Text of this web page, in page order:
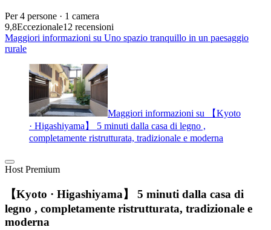
Per 4 persone · 1 camera
9,8Eccezionale12 recensioni
Maggiori informazioni su Uno spazio tranquillo in un paesaggio
rurale
Maggiori informazioni su 【Kyoto
· Higashiyama】 5 minuti dalla casa di legno ,
completamente ristrutturata, tradizionale e moderna
Host Premium
【Kyoto · Higashiyama】 5 minuti dalla casa di
legno , completamente ristrutturata, tradizionale e
moderna